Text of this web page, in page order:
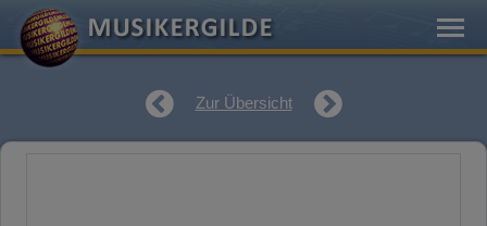
Zur Übersicht